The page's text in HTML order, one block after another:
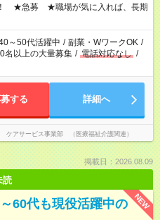
間以上勤務は社会保険への加入対象
日雇い派遣の原則禁止）により、
案内が難しい場合があります
！ ★急募 ★職場が気に入れば、長期
～50代活躍中 / 副業・WワークOK /
名以上の大量募集 / 電話対応なし /
する 詳細へ
ケアサービス事業部 （医療福祉介護関連）
掲載日：2026.08.09
読
NEW
60代も現役活躍中の